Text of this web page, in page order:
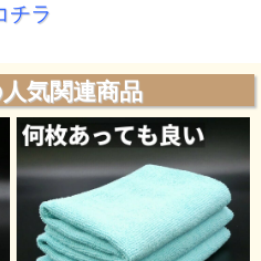
ラ
気関連商品